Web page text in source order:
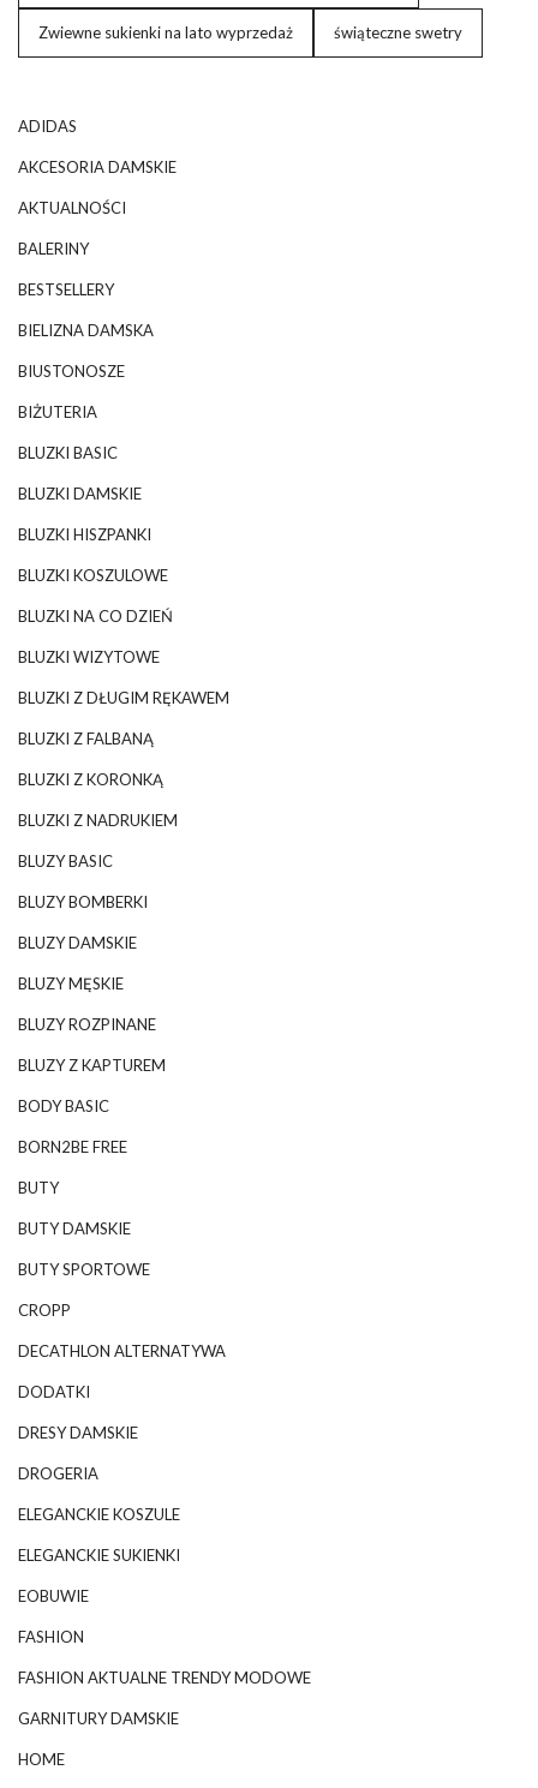
Zwiewne sukienki na lato wyprzedaż świąteczne swetry
ADIDAS
AKCESORIA DAMSKIE
AKTUALNOŚCI
BALERINY
BESTSELLERY
BIELIZNA DAMSKA
BIUSTONOSZE
BIŻUTERIA
BLUZKI BASIC
BLUZKI DAMSKIE
BLUZKI HISZPANKI
BLUZKI KOSZULOWE
BLUZKI NA CO DZIEŃ
BLUZKI WIZYTOWE
BLUZKI Z DŁUGIM RĘKAWEM
BLUZKI Z FALBANĄ
BLUZKI Z KORONKĄ
BLUZKI Z NADRUKIEM
BLUZY BASIC
BLUZY BOMBERKI
BLUZY DAMSKIE
BLUZY MĘSKIE
BLUZY ROZPINANE
BLUZY Z KAPTUREM
BODY BASIC
BORN2BE FREE
BUTY
BUTY DAMSKIE
BUTY SPORTOWE
CROPP
DECATHLON ALTERNATYWA
DODATKI
DRESY DAMSKIE
DROGERIA
ELEGANCKIE KOSZULE
ELEGANCKIE SUKIENKI
EOBUWIE
FASHION
FASHION AKTUALNE TRENDY MODOWE
GARNITURY DAMSKIE
HOME